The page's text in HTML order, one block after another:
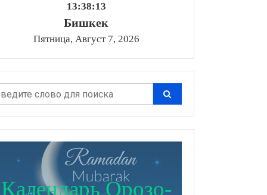
13:38:14
Бишкек
Пятница, Август 7, 2026
Календарь Орозо-